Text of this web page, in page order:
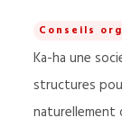
Conseils
Ka-ha une
structures